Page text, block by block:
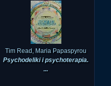
Tim Read, Maria Papaspyrou
Psychodeliki i psychoterapia.
...